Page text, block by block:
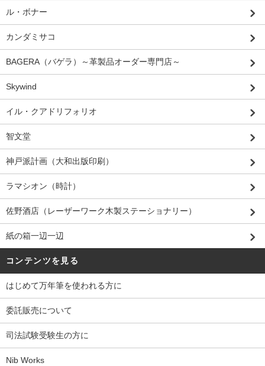
ル・ボナー
カンダミサコ
BAGERA（バゲラ）～革製品オーダー専門店～
Skywind
イル・クアドリフォリオ
智文堂
神戸派計画（大和出版印刷）
ラマシオン（時計）
佐野酒店（レーザーワーク木製ステーショナリー）
紙の箱一辺一辺
コンテンツを見る
はじめて万年筆を使われる方に
委託販売について
司法試験受験生の方に
Nib Works